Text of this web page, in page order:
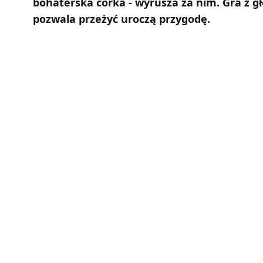
pozwala przeżyć uroczą przygodę.